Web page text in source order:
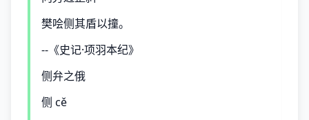
樊哙侧其盾以撞。
--《史记·项羽本纪》
侧弁之俄
侧 cě